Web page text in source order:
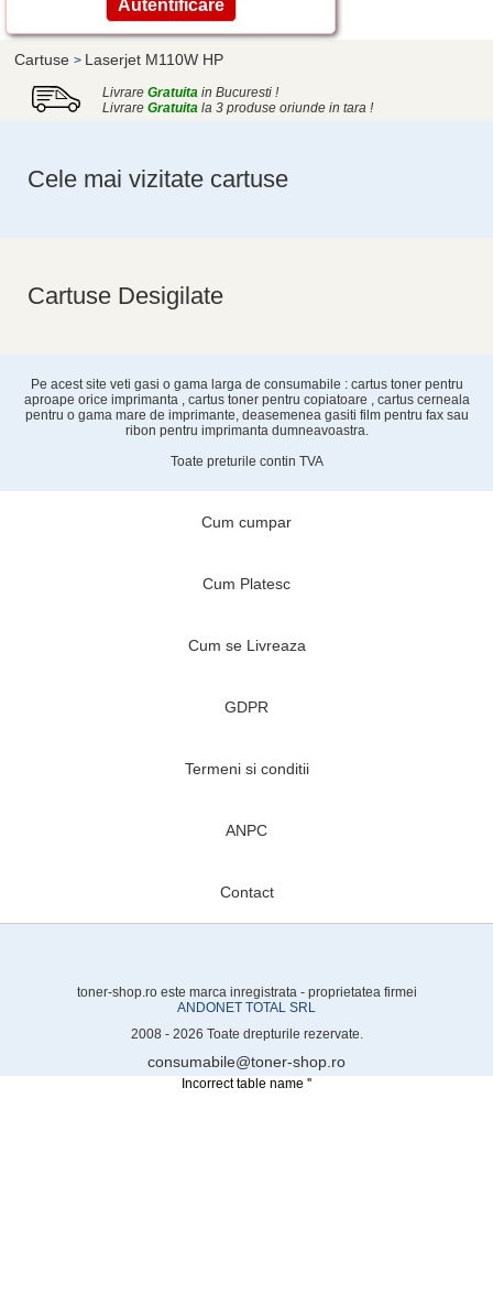
Cartuse > Laserjet M110W HP
Livrare Gratuita in Bucuresti !
Livrare Gratuita la 3 produse oriunde in tara !
Cele mai vizitate cartuse
Cartuse Desigilate
Pe acest site veti gasi o gama larga de consumabile : cartus toner pentru
aproape orice imprimanta , cartus toner pentru copiatoare , cartus cerneala
pentru o gama mare de imprimante, deasemenea gasiti film pentru fax sau
ribon pentru imprimanta dumneavoastra.
Toate preturile contin TVA
Cum cumpar
Cum Platesc
Cum se Livreaza
GDPR
Termeni si conditii
ANPC
Contact
toner-shop.ro este marca inregistrata - proprietatea firmei
ANDONET TOTAL SRL
2008 - 2026 Toate drepturile rezervate.
consumabile@toner-shop.ro
Incorrect table name ''